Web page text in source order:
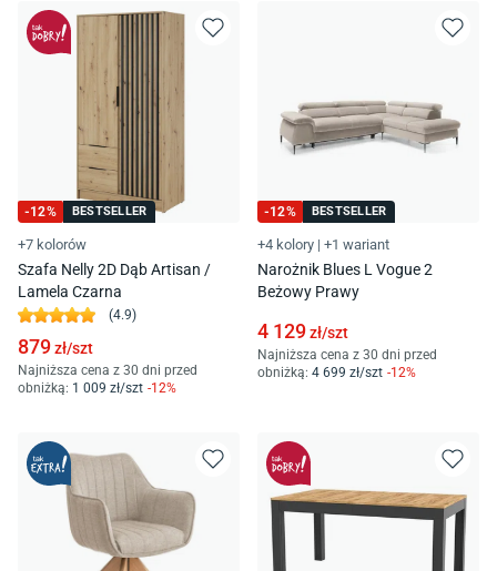
-12% BESTSELLER
+7 kolorów
Szafa Nelly 2D Dąb Artisan /
Lamela Czarna
(4.9)
879zł/szt
Najniższa cena z 30 dni przed
obniżką: 1 009 zł/szt -12%
-12% BESTSELLER
+4 kolory | +1 wariant
Narożnik Blues L Vogue 2
Beżowy Prawy
4 129zł/szt
Najniższa cena z 30 dni przed
obniżką: 4 699 zł/szt -12%